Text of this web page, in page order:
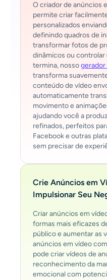
O criador de anúncios
permite criar
personalizados
definindo quadros de
transformar fotos de
dinâmicos ou
termina, nossogerador
transforma
conteúdo de vídeo
automaticamente
movimento e
ajudando você a
refinados, perfeitos
Facebook e outras
sem precisar de
Crie Anúncios em
Impulsionar Seu
Criar anúncios em
formas mais eficazes
público e aumentar as
anúncios em vídeo
pode criar vídeos de
reconhecimento da
emocional com